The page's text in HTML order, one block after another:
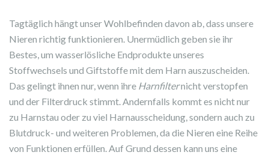
Tagtäglich hängt unser Wohlbefinden davon ab, dass unsere
Nieren richtig funktionieren. Unermüdlich geben sie ihr
Bestes, um wasserlösliche Endprodukte unseres
Stoffwechsels und Giftstoffe mit dem Harn auszuscheiden.
Das gelingt ihnen nur, wenn ihre Harnfilternicht verstopfen
und der Filterdruck stimmt. Andernfalls kommt es nicht nur
zu Harnstau oder zu viel Harnausscheidung, sondern auch zu
Blutdruck- und weiteren Problemen, da die Nieren eine Reihe
von Funktionen erfüllen. Auf Grund dessen kann uns eine